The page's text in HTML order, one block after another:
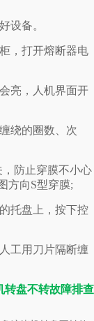
设备。
，打开熔断器电
亮，人机界面开
绕的圈数、次
防止穿膜不小心
方向S型穿膜;
托盘上，按下控
工用刀片隔断缠
转盘不转故障排查